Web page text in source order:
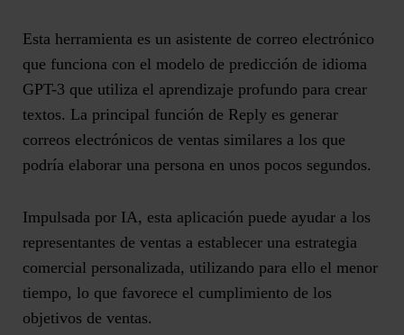
Esta herramienta es un asistente de correo electrónico
que funciona con el modelo de predicción de idioma
GPT-3 que utiliza el aprendizaje profundo para crear
textos. La principal función de Reply es generar
correos electrónicos de ventas similares a los que
podría elaborar una persona en unos pocos segundos.
Impulsada por IA, esta aplicación puede ayudar a los
representantes de ventas a establecer una estrategia
comercial personalizada, utilizando para ello el menor
tiempo, lo que favorece el cumplimiento de los
objetivos de ventas.